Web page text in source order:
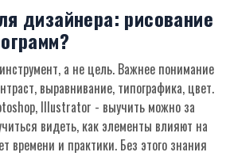
дизайнера: рисование
а не цель. Важнее понимание
выравнивание, типографика, цвет.
Illustrator - выучить можно за
видеть, как элементы влияют на
времени и практики. Без этого знания